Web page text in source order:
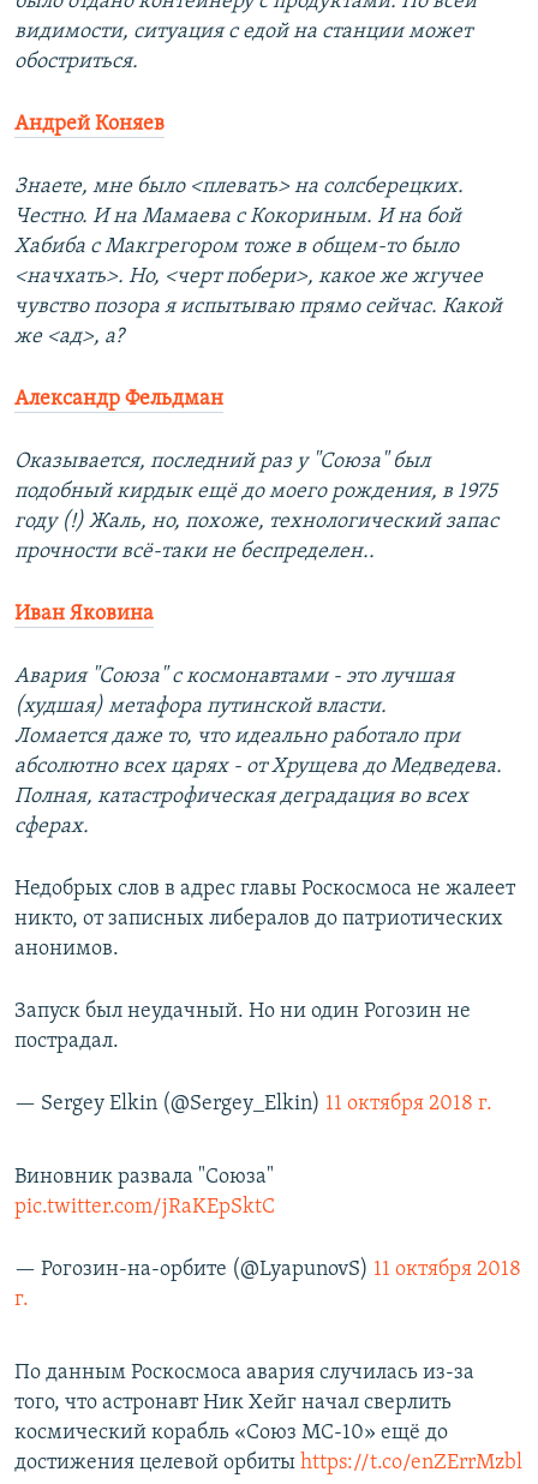
видимости, ситуация с едой на станции может
обостриться.
Андрей Коняев
Знаете, мне было <плевать> на солсберецких.
Честно. И на Мамаева с Кокориным. И на бой
Хабиба с Макгрегором тоже в общем-то было
<начхать>. Но, <черт побери>, какое же жгучее
чувство позора я испытываю прямо сейчас. Какой
же <ад>, а?
Александр Фельдман
Оказывается, последний раз у "Союза" был
подобный кирдык ещё до моего рождения, в 1975
году (!) Жаль, но, похоже, технологический запас
прочности всё-таки не беспределен..
Иван Яковина
Авария "Союза" с космонавтами - это лучшая
(худшая) метафора путинской власти.
Ломается даже то, что идеально работало при
абсолютно всех царях - от Хрущева до Медведева.
Полная, катастрофическая деградация во всех
сферах.
Недобрых слов в адрес главы Роскосмоса не жалеет
никто, от записных либералов до патриотических
анонимов.
Запуск был неудачный. Но ни один Рогозин не
пострадал.
— Sergey Elkin (@Sergey_Elkin) 11 октября 2018 г.
Виновник развала "Союза"
pic.twitter.com/jRaKEpSktC
— Рогозин-на-орбите (@LyapunovS) 11 октября 2018
г.
По данным Роскосмоса авария случилась из-за
того, что астронавт Ник Хейг начал сверлить
космический корабль «Союз МС-10» ещё до
достижения целевой орбиты https://t.co/enZErrMzbl